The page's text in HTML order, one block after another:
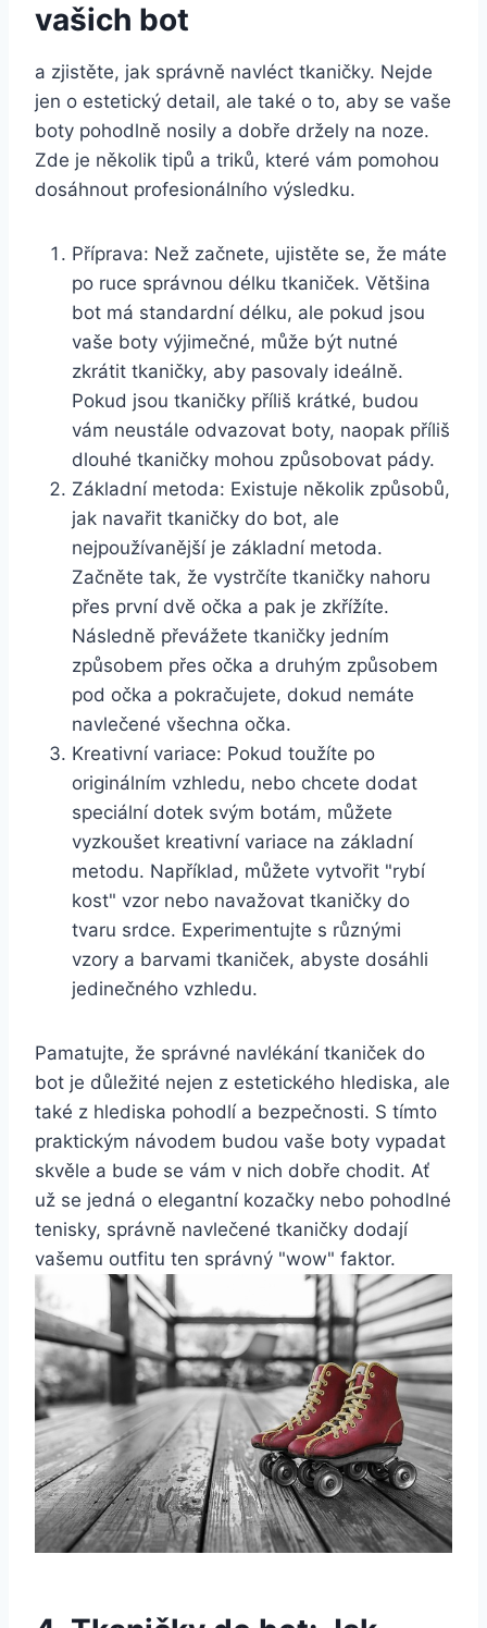
vašich bot
a zjistěte, jak správně navléct tkaničky. Nejde
jen o estetický detail,⁢ ale také o to,​ aby se vaše
boty pohodlně ‍nosily a dobře držely na ‌noze.‍
Zde je několik tipů​ a triků, které vám pomohou
dosáhnout ⁢profesionálního výsledku.
Příprava: Než začnete, ujistěte se, že‍ máte
po ruce správnou délku tkaniček. Většina
‍bot má standardní délku, ale ⁢pokud jsou
vaše boty výjimečné, ​může být nutné
zkrátit tkaničky, aby pasovaly ideálně.
Pokud jsou tkaničky příliš krátké,⁢ budou
vám neustále odvazovat‌ boty, naopak‌ příliš
dlouhé tkaničky mohou ‍způsobovat pády.
Základní metoda: ​Existuje několik způsobů,
⁣jak navařit tkaničky ‌do​ bot, ale
nejpoužívanější je základní metoda.
Začněte tak, že vystrčíte tkaničky nahoru
přes první dvě očka a pak je zkřížíte.
Následně převážete​ tkaničky jedním
způsobem přes očka ​a druhým způsobem
pod očka a pokračujete, dokud nemáte
navlečené ‍všechna očka.
Kreativní variace: Pokud toužíte po
⁤originálním vzhledu, ⁤nebo chcete ‍dodat
speciální⁢ dotek svým botám, můžete
vyzkoušet kreativní variace na základní
metodu. Například, můžete vytvořit "rybí
kost" vzor nebo navažovat tkaničky do
tvaru srdce. Experimentujte s různými
vzory⁤ a barvami tkaniček, abyste dosáhli
jedinečného vzhledu.
Pamatujte, že správné navlékání tkaniček do
⁣bot je důležité nejen z ‌estetického hlediska, ale
také z hlediska pohodlí a⁣ bezpečnosti. S tímto
praktickým návodem budou vaše boty vypadat
skvěle a bude se vám v nich‍ dobře chodit. Ať
už se jedná o elegantní kozačky nebo pohodlné
tenisky, správně navlečené tkaničky dodají
vašemu ⁢outfitu‌ ten správný "wow" faktor.